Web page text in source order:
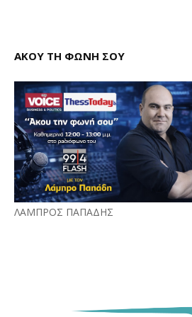
ΑΚΟΥ ΤΗ ΦΩΝΗ ΣΟΥ
ΛΑΜΠΡΟΣ ΠΑΠΑΔΗΣ